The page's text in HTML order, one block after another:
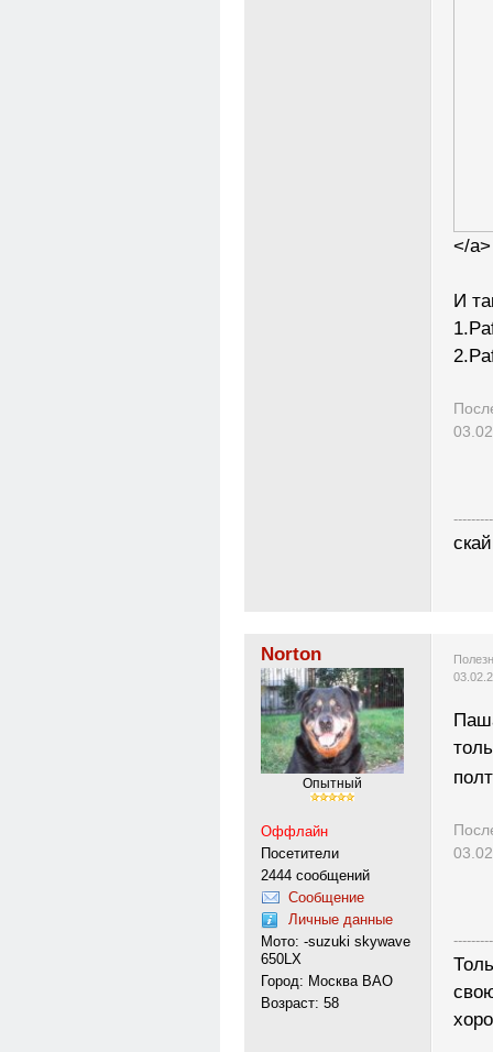
</a>
И
Norton
Опытный
Оффлайн
Посетители
2444 сообщений
Сообщение
Личные данные
Мото: -suzuki skywave
650LX
Город: Москва ВАО
Возраст: 58